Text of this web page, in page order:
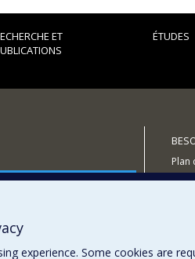
ET
ÉTUDES
le CÉRIUM?
Plan
experience. Some cookies are